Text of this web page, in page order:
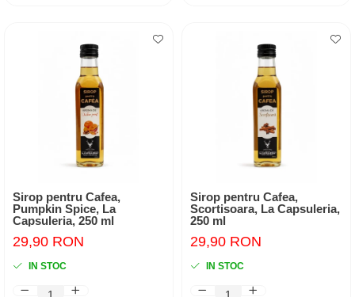
Sirop pentru Cafea,
Pumpkin Spice, La
Capsuleria, 250 ml
29,90 RON
IN STOC
Sirop pentru Cafea,
Scortisoara, La Capsuleria,
250 ml
29,90 RON
IN STOC